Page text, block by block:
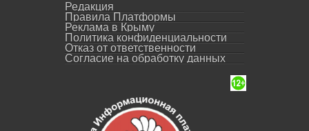
Редакция
Правила Платформы
Реклама в Крыму
Политика конфиденциальности
Отказ от ответственности
Согласие на обработку данных